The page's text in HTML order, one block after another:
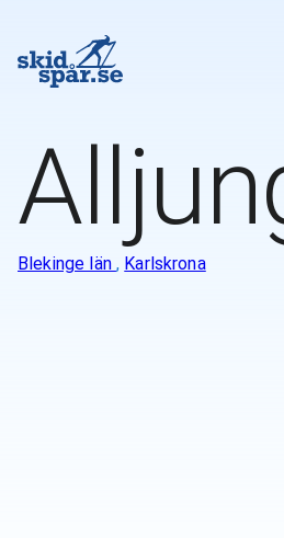
Blekinge län , Karlskrona